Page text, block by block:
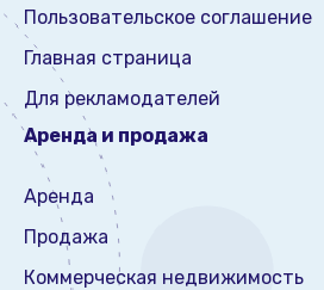
Пользовательское соглашение
Главная страница
Для рекламодателей
Аренда и продажа
Аренда
Продажа
Коммерческая недвижимость